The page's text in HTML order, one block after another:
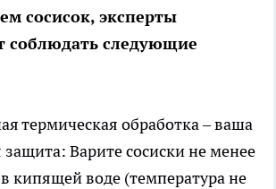
сосисок, эксперты
соблюдать следующие
термическая обработка – ваша
Варите сосиски не менее
кипящей воде (температура не